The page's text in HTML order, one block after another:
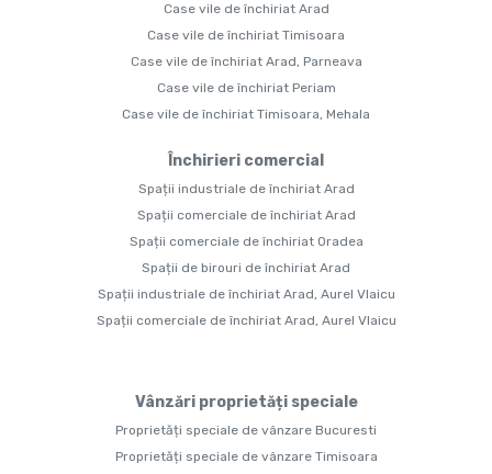
Case vile de închiriat Arad
Case vile de închiriat Timisoara
Case vile de închiriat Arad, Parneava
Case vile de închiriat Periam
Case vile de închiriat Timisoara, Mehala
Închirieri comercial
Spații industriale de închiriat Arad
Spații comerciale de închiriat Arad
Spații comerciale de închiriat Oradea
Spații de birouri de închiriat Arad
Spații industriale de închiriat Arad, Aurel Vlaicu
Spații comerciale de închiriat Arad, Aurel Vlaicu
Vânzări proprietăți speciale
Proprietăți speciale de vânzare Bucuresti
Proprietăți speciale de vânzare Timisoara